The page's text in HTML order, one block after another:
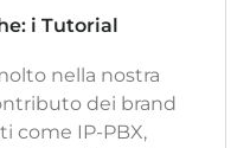
i Tutorial
nella nostra
dei brand
come IP-PBX,